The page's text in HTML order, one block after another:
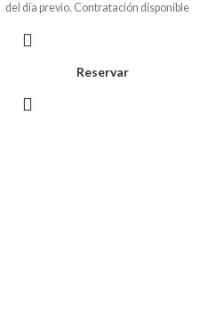
del día previo. Contratación disponible
Reservar